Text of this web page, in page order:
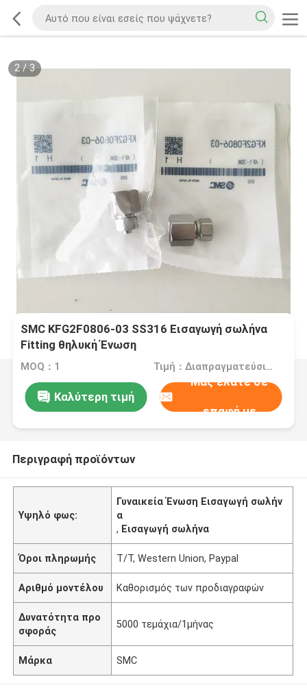
2/ 3
SMC KFG2F0806-03 SS316 Εισαγωγή σωλήνα
Fitting θηλυκή Ένωση
MOQ：1 Τιμή：Διαπραγματεύσιμα
Καλύτερη τιμή
Μας ελάτε σε
επαφή με
Περιγραφή προϊόντων
Υψηλό φως:
Γυναικεία Ένωση Εισαγωγή σωλήν
α
, Εισαγωγή σωλήνα
Όροι πληρωμής Τ/Τ, Western Union, Paypal
Αριθμό μοντέλου Καθορισμός των προδιαγραφών
Δυνατότητα προ
σφοράς
5000 τεμάχια/1μήνας
Μάρκα SMC